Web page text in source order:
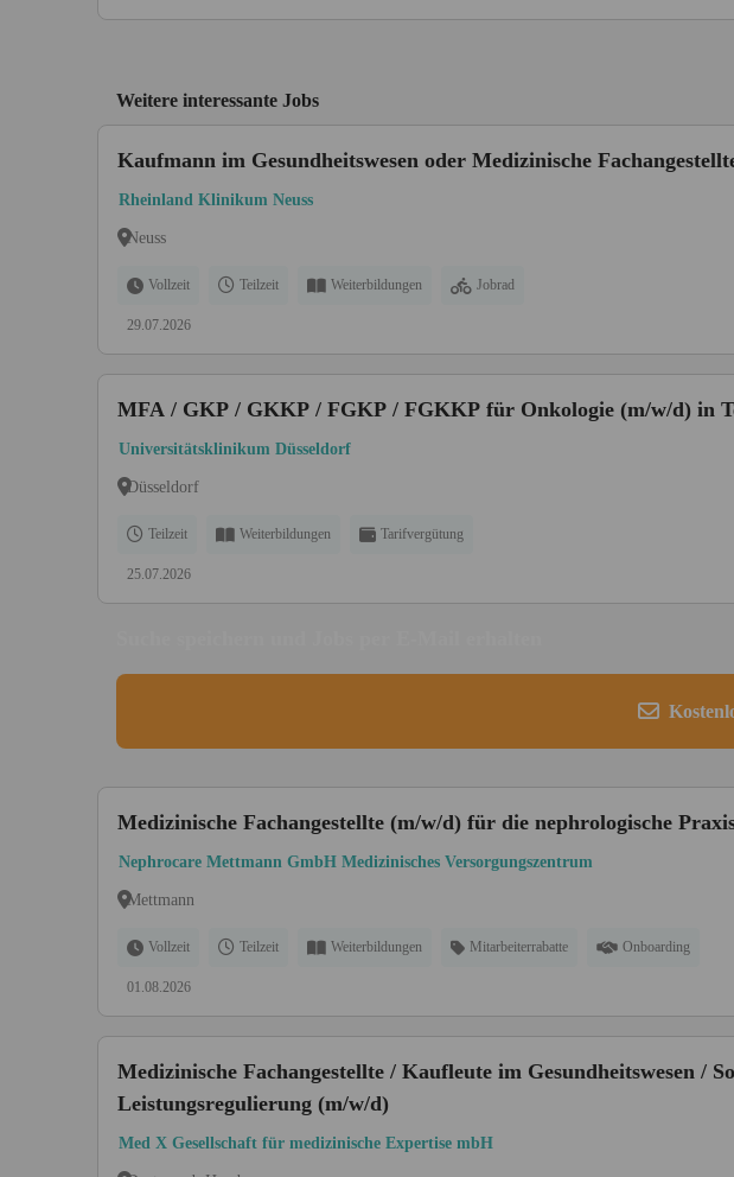
Weitere interessante Jobs
Kaufmann im Gesundheitswesen oder Medizinische
Rheinland Klinikum Neuss
Neuss
Vollzeit Teilzeit Weiterbildungen Jobrad
29.07.2026
MFA / GKP / GKKP / FGKP / FGKKP für Onkologie (m/w/d) in
Universitätsklinikum Düsseldorf
Düsseldorf
Teilzeit Weiterbildungen Tarifvergütung
25.07.2026
Medizinische Fachangestellte (m/w/d) für die nephrologische
Nephrocare Mettmann GmbH Medizinisches Versorgungszentrum
Mettmann
Vollzeit Teilzeit Weiterbildungen Mitarbeiterrabatte Onboarding
01.08.2026
Medizinische Fachangestellte / Kaufleute im Gesundheitswesen /
Leistungsregulierung (m/w/d)
Med X Gesellschaft für medizinische Expertise mbH